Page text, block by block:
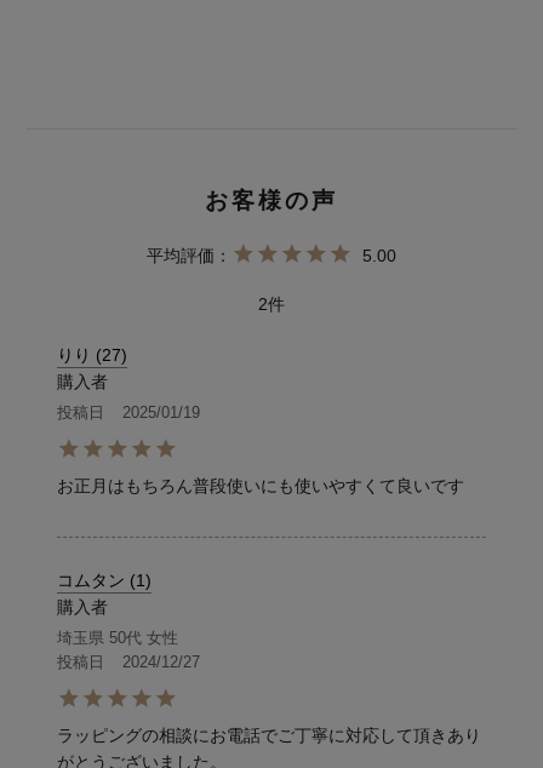
5.00
2
りり
27
購入者
投稿日 2025/01/19
お正月はもちろん普段使いにも使いやすくて良いです
コムタン 1
購入者
埼玉県 50代 女性
投稿日
2024/12/27
ラッピングの相談にお電話でご丁寧に対応して頂きあり
がとうございました。